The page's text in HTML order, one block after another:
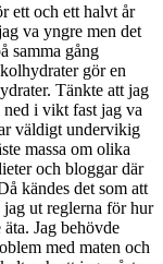
ett och ett halvt år
va yngre men det
samma gång
gör en
Tänkte att jag
i vikt fast jag va
väldigt undervikig
massa om olika
och bloggar där
kändes det som att
jag ut reglerna för hur
Jag behövde
med maten och